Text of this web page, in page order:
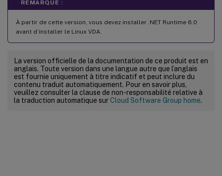
REMARQUE :
À partir de cette version, vous devez installer .NET Runtime 6.0
avant d’installer le Linux VDA.
La version officielle de la documentation de ce produit est en
anglais. Toute version dans une langue autre que l’anglais
est fournie uniquement à titre indicatif et peut inclure du
contenu traduit automatiquement. Pour en savoir plus,
veuillez consulter la clause de non-responsabilité relative à
la traduction automatique surCloud Software Group home.